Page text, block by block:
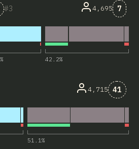
3
% 42.2%
4,695 对
7
51.1%
4,715 对
41